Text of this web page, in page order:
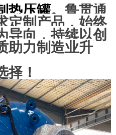
压罐。 鲁贯通
定制产品，始终
导向，持续以创
助力制造业升
择！
X